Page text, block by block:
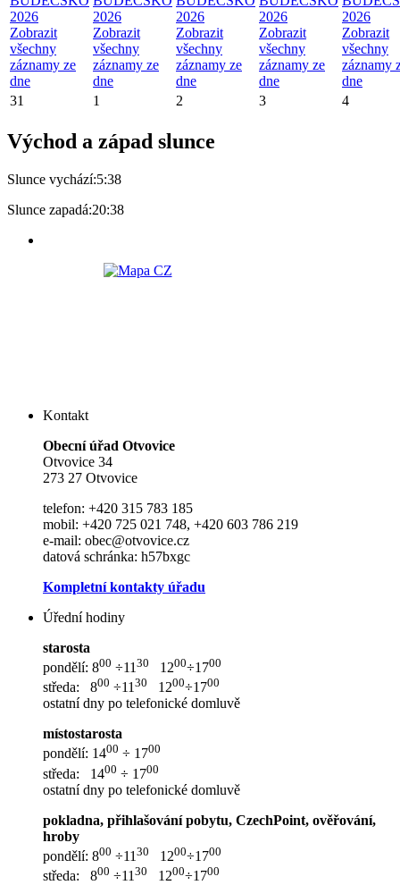
2026
Zobrazit
všechny
záznamy ze
dne
2026
Zobrazit
všechny
záznamy ze
dne
2026
Zobrazit
všechny
záznamy ze
dne
2026
Zobrazit
všechny
záznamy ze
dne
2026
Zobrazit
všechny
záznamy
dne
31
1 2 3 4
Východ a západ slunce
Slunce vychází:5:38
Slunce zapadá:20:38
Kontakt
Obecní úřad Otvovice
Otvovice 34
273 27 Otvovice
telefon: +420 315 783 185
mobil: +420 725 021 748, +420 603 786 219
e-mail: obec@otvovice.cz
datová schránka: h57bxgc
Kompletní kontakty úřadu
Úřední hodiny
starosta
pondělí: 800 ÷11 30 1200÷1700
středa: 800 ÷11 30 1200÷1700
ostatní dny po telefonické domluvě
místostarosta
pondělí: 1400 ÷ 1700
středa: 1400 ÷ 1700
ostatní dny po telefonické domluvě
pokladna, přihlašování pobytu, CzechPoint, ověřování,
hroby
pondělí: 800 ÷11 30 1200÷1700
středa: 800 ÷1130 1200÷1700